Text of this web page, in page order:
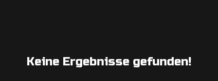
Keine Ergebnisse gefunden!